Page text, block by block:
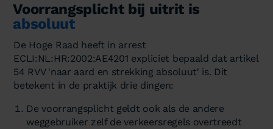
Voorrangsplicht bij uitrit is
absoluut
De Hoge Raad heeft in arrest
ECLI:NL:HR:2002:AE4201 expliciet bepaald dat artikel
54 RVV 'naar aard en strekking absoluut' is. Dit
betekent in de praktijk drie dingen:
De voorrangsplicht geldt ook als de andere
weggebruiker zelf de verkeersregels overtreedt